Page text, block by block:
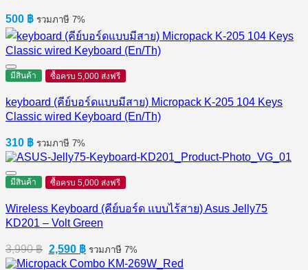
500 ฿ รวมภาษี 7%
มีสินค้า ซื้อครบ 5,000 ส่งฟรี
keyboard (คีย์บอร์ดแบบมีสาย) Micropack K-205 104 Keys
Classic wired Keyboard (En/Th)
310 ฿ รวมภาษี 7%
มีสินค้า ซื้อครบ 5,000 ส่งฟรี
Wireless Keyboard (คีย์บอร์ด แบบไร้สาย) Asus Jelly75
KD201 – Volt Green
3,990฿ Original
price
2,590 ฿Current
price
รวมภาษี 7%